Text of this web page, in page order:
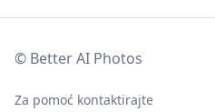
© Better AI Photos
Za pomoć kontaktirajte